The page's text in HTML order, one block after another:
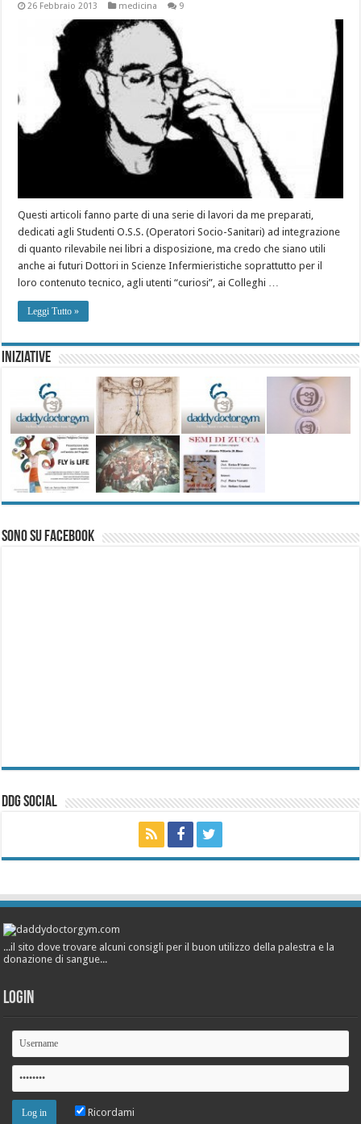
26 Febbraio 2013 medicina 9
Questi articoli fanno parte di una serie di lavori da me preparati,
dedicati agli Studenti O.S.S. (Operatori Socio-Sanitari) ad integrazione
di quanto rilevabile nei libri a disposizione, ma credo che siano utili
anche ai futuri Dottori in Scienze Infermieristiche soprattutto per il
loro contenuto tecnico, agli utenti “curiosi”, ai Colleghi …
Leggi Tutto »
Iniziative
Sono su Facebook
ddg Social
...il sito dove trovare alcuni consigli per il buon utilizzo della palestra e la
donazione di sangue...
Login
Ricordami